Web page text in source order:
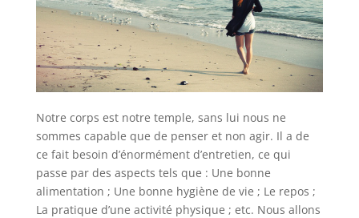
Notre corps est notre temple, sans lui nous ne
sommes capable que de penser et non agir. Il a de
ce fait besoin d’énormément d’entretien, ce qui
passe par des aspects tels que : Une bonne
alimentation ; Une bonne hygiène de vie ; Le repos ;
La pratique d’une activité physique ; etc. Nous allons